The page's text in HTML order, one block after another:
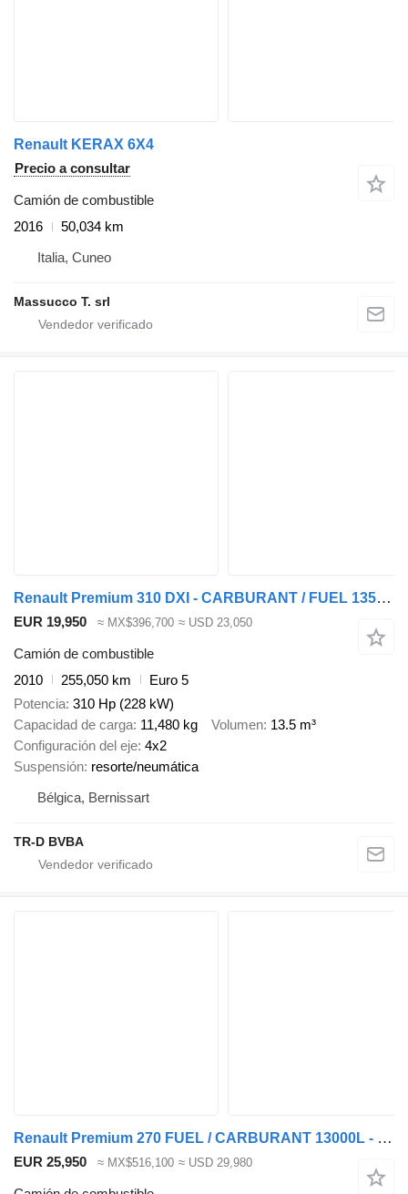
Renault KERAX 6X4
Precio a consultar
Camión de combustible
2016
50,034 km
Italia, Cuneo
Massucco T. srl
Renault Premium 310 DXI - CARBURANT / FUEL 13500L - 4 COMP
EUR 19,950 ≈ MX$396,700 ≈ USD 23,050
Camión de combustible
2010
255,050 km
Euro 5
Potencia 310 Hp (228 kW)
Capacidad de carga 11,480 kg Volumen 13.5 m³
Configuración del eje 4x2
Suspensión resorte/neumática
Bélgica, Bernissart
TR-D BVBA
Renault Premium 270 FUEL / CARBURANT 13000L - 4 COMP - VERY GOOD STATE
EUR 25,950 ≈ MX$516,100 ≈ USD 29,980